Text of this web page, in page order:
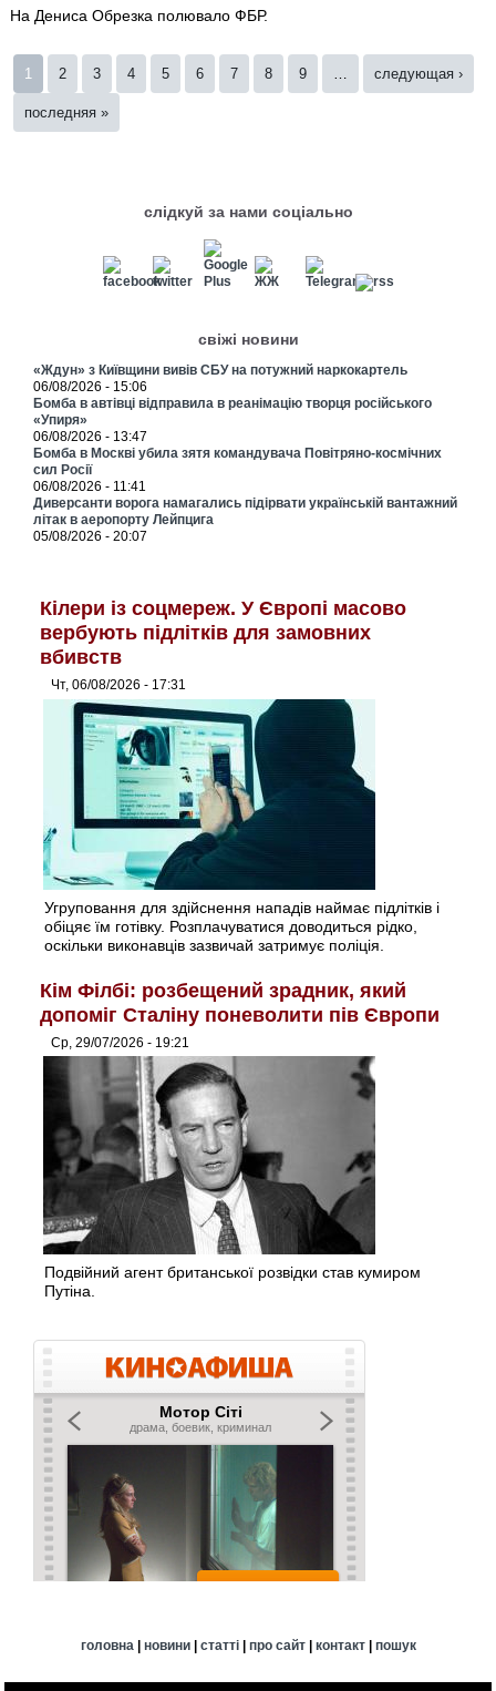
На Дениса Обрезка полювало ФБР.
Страницы
1 2 3 4 5 6 7 8 9 … следующая ›
последняя »
слідкуй за нами соціально
свіжі новини
«Ждун» з Київщини вивів СБУ на потужний наркокартель
06/08/2026 - 15:06
Бомба в автівці відправила в реанімацію творця російського
«Упиря»
06/08/2026 - 13:47
Бомба в Москві убила зятя командувача Повітряно-космічних
сил Росії
06/08/2026 - 11:41
Диверсанти ворога намагались підірвати українській вантажний
літак в аеропорту Лейпцига
05/08/2026 - 20:07
Кілери із соцмереж. У Європі масово
вербують підлітків для замовних
вбивств
Чт, 06/08/2026 - 17:31
Угруповання для здійснення нападів наймає підлітків і
обіцяє їм готівку. Розплачуватися доводиться рідко,
оскільки виконавців зазвичай затримує поліція.
Кім Філбі: розбещений зрадник, який
допоміг Сталіну поневолити пів Європи
Ср, 29/07/2026 - 19:21
Подвійний агент британської розвідки став кумиром
Путіна.
головна | новини| статті| про сайт| контакт| пошук